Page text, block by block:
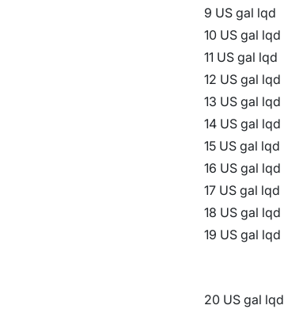
9 US gal lqd
10 US gal lqd
11 US gal lqd
12 US gal lqd
13 US gal lqd
14 US gal lqd
15 US gal lqd
16 US gal lqd
17 US gal lqd
18 US gal lqd
19 US gal lqd
20 US gal lqd